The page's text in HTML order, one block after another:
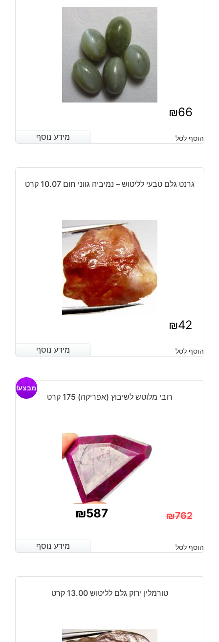
₪66
מידע נוסף הוסף לסל מידע נוסף
גרנט גלם טבעי לליטוש – נמיביה גווני חום 10.07 קרט
₪42
מידע נוסף הוסף לסל מידע נוסף
רובי מלוטש לשיבוץ (אפריקה) 175 קרט
מבצע!
₪762
המקורי
₪587
הנוכחי
מידע נוסף הוסף לסל מידע נוסף
טורמלין ירוק גלם לליטוש 13.00 קרט